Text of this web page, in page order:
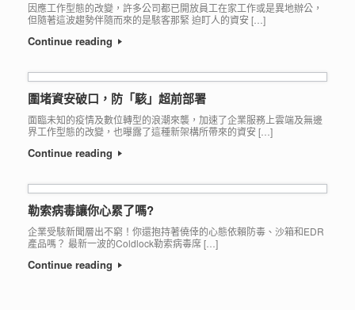
因應工作型態的改變，許多公司都已開放員工在家工作或是異地辦公，
但隨著這波趨勢伴隨而來的是駭客那緊 迫盯人的資安 […]
Continue reading
圍堵資安破口，防「駭」超前部署
面臨未知的疫情及數位轉型的浪潮來襲，加速了企業服務上雲端及無邊
界工作型態的改變，也曝露了這種新架構所帶來的資安 […]
Continue reading
勒索病毒讓你心累了嗎?
企業受駭新聞層出不窮！你還抱持著僥倖的心態依賴防毒、沙箱和EDR
產品嗎？ 最新一波的Coldlock勒索病毒席 […]
Continue reading